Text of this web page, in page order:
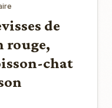
de
rouge,
chat